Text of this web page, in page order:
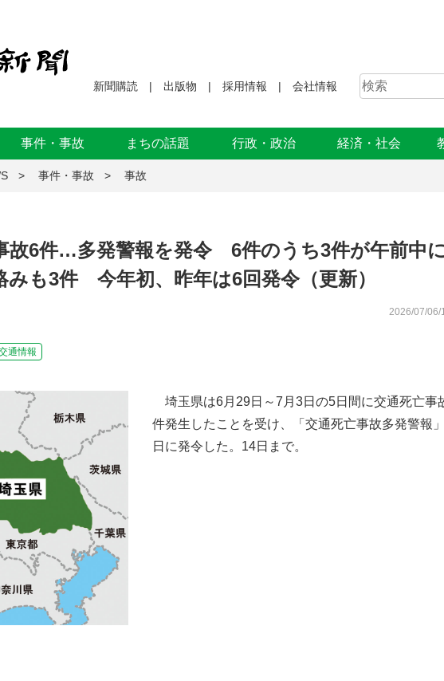
新聞購読 出版物 採用情報 会社情報
事件・事故 まちの話題 行政・政治 経済・社会
事件・事故 事故
故6件…多発警報を発令 6件のうち3件が午前中
みも3件 今年初、昨年は6回発令（更新）
2026/07/06/
通情報
埼玉県は6月29日～7月3日の5日間に交通死亡事
件発生したことを受け、「交通死亡事故多発警報
日に発令した。14日まで。